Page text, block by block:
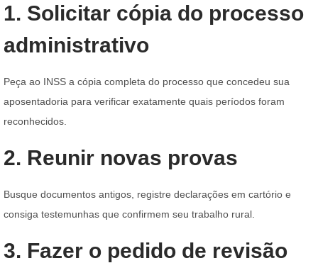
1. Solicitar cópia do processo
administrativo
Peça ao INSS a cópia completa do processo que concedeu sua
aposentadoria para verificar exatamente quais períodos foram
reconhecidos.
2. Reunir novas provas
Busque documentos antigos, registre declarações em cartório e
consiga testemunhas que confirmem seu trabalho rural.
3. Fazer o pedido de revisão